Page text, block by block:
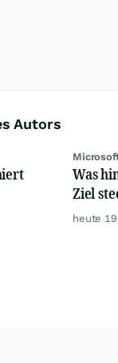
Autors
Was
Ziel
heute